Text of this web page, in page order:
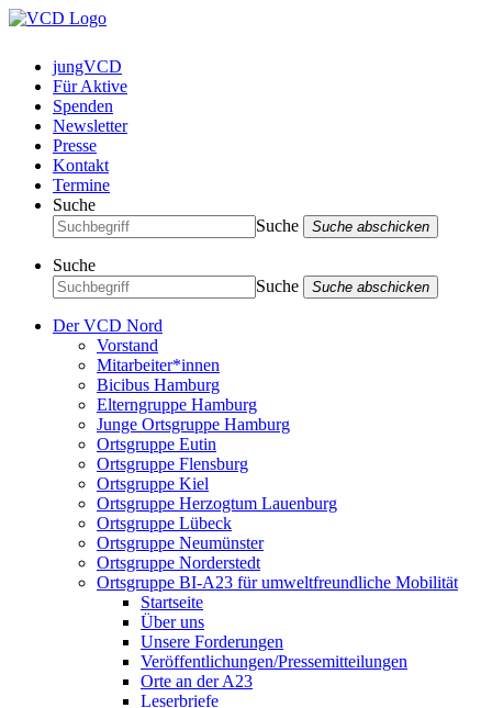
jungVCD
Für Aktive
Spenden
Newsletter
Presse
Kontakt
Termine
Suche
Suche
Suche abschicken
Suche
Suche
Suche abschicken
Der VCD Nord
Vorstand
Mitarbeiter*innen
Bicibus Hamburg
Elterngruppe Hamburg
Junge Ortsgruppe Hamburg
Ortsgruppe Eutin
Ortsgruppe Flensburg
Ortsgruppe Kiel
Ortsgruppe Herzogtum Lauenburg
Ortsgruppe Lübeck
Ortsgruppe Neumünster
Ortsgruppe Norderstedt
Ortsgruppe BI-A23 für umweltfreundliche Mobilität
Startseite
Über uns
Unsere Forderungen
Veröffentlichungen/Pressemitteilungen
Orte an der A23
Leserbriefe